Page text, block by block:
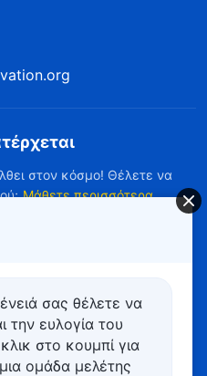
στον κόσμο! Θέλετε να
Μάθετε περισσότερα
Messenger
σας θέλετε να
την ευλογία του
στο κουμπί για
ομάδα μελέτης